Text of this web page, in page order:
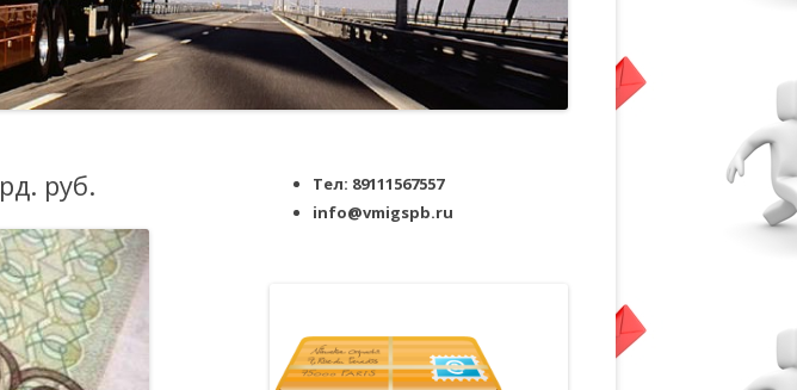
руб.
Тел: 89111567557
info@vmigspb.ru